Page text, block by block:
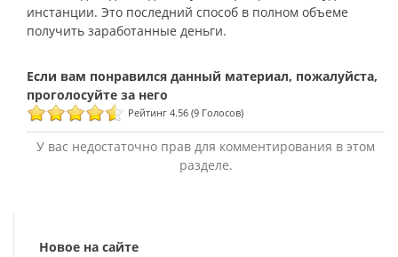
инстанции. Это последний способ в полном объеме
получить заработанные деньги.
Рейтинг 4.56 (9 Голосов)
У вас недостаточно прав для комментирования в этом
разделе.
Новое на сайте